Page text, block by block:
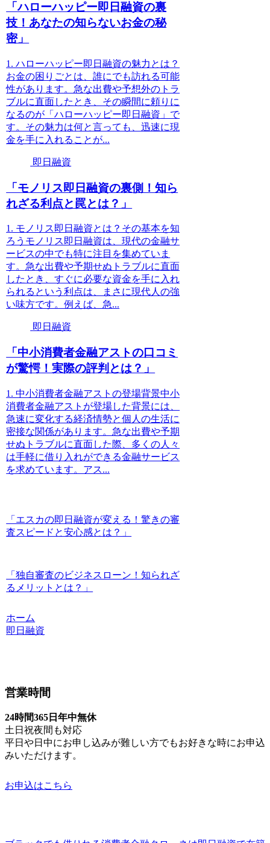
「ハローハッピー即日融資の裏
技！あなたの知らないお金の秘
密」
1. ハローハッピー即日融資の魅力とは？
お金の困りごとは、誰にでも訪れる可能
性があります。急な出費や予想外のトラ
ブルに直面したとき、その瞬間に頼りに
なるのが「ハローハッピー即日融資」で
す。その魅力は何と言っても、迅速に現
金を手に入れることが...
即日融資
「モノリス即日融資の裏側！知ら
れざる利点と罠とは？」
1. モノリス即日融資とは？その基本を知
ろうモノリス即日融資は、現代の金融サ
ービスの中でも特に注目を集めていま
す。急な出費や予期せぬトラブルに直面
したとき、すぐに必要な資金を手に入れ
られるという利点は、まさに現代人の強
い味方です。例えば、急...
即日融資
「中小消費者金融アストの口コミ
が驚愕！実際の評判とは？」
1. 中小消費者金融アストの登場背景中小
消費者金融アストが登場した背景には、
急速に変化する経済情勢と個人の生活に
密接な関係があります。急な出費や予期
せぬトラブルに直面した際、多くの人々
は手軽に借り入れができる金融サービス
を求めています。アス...
「エスカの即日融資が変える！驚きの審
査スピードと安心感とは？」
「独自審査のビジネスローン！知られざ
るメリットとは？」
ホーム
即日融資
営業時間
24時間365日年中無休
土日祝夜間も対応
平日や日中にお申し込みが難しい方でもお好きな時にお申込
みいただけます。
お申込はこちら